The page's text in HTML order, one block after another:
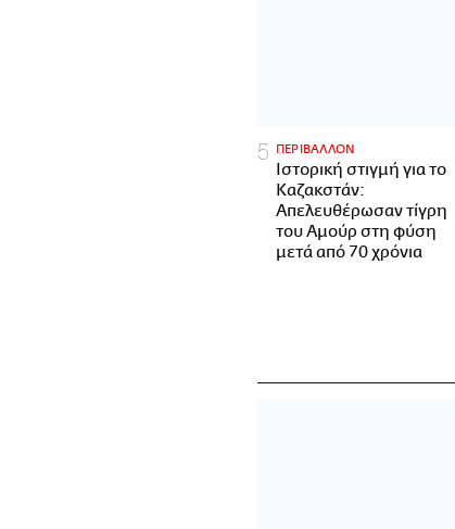
ΠΕΡΙΒΑΛΛΟΝ
Ιστορική στιγμή για το
Καζακστάν:
Απελευθέρωσαν τίγρη
του Αμούρ στη φύση
μετά από 70 χρόνια